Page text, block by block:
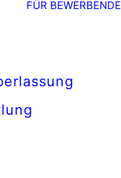
FÜR BEWERBENDE